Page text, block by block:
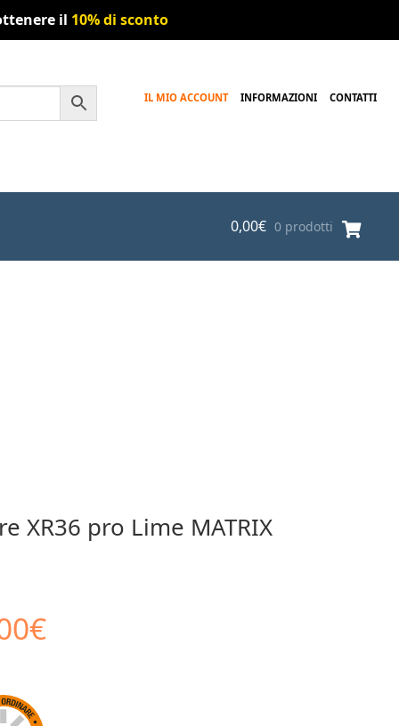
il 10% di sconto
IL MIO ACCOUNT INFORMAZIONI CONTATTI
0,00€ 0 prodotti
XR36 pro Lime MATRIX
€Il